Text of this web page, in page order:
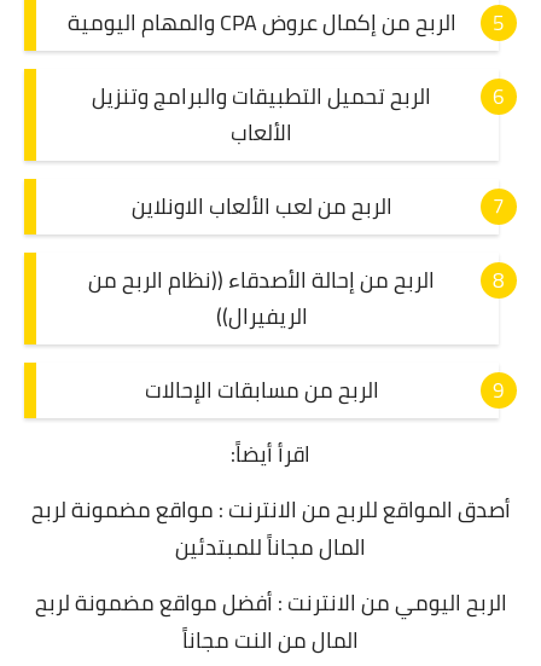
الربح من إكمال عروض CPA والمهام اليومية
الربح تحميل التطبيقات والبرامج وتنزيل
الألعاب
الربح من لعب الألعاب الاونلاين
الربح من إحالة الأصدقاء ((نظام الربح من
الريفيرال))
الربح من مسابقات الإحالات
اقرأ أيضاً:
أصدق المواقع للربح من الانترنت : مواقع مضمونة لربح
المال مجاناً للمبتدئين
الربح اليومي من الانترنت : أفضل مواقع مضمونة لربح
المال من النت مجاناً